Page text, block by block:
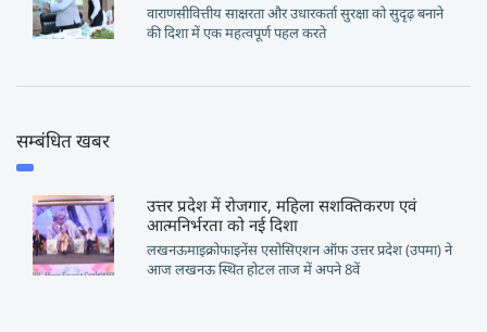
वाराणसीवित्तीय साक्षरता और उधारकर्ता सुरक्षा को सुदृढ़ बनाने
की दिशा में एक महत्वपूर्ण पहल करते
सम्बंधित खबर
उत्तर प्रदेश में रोजगार, महिला सशक्तिकरण एवं
आत्मनिर्भरता को नई दिशा
लखनऊमाइक्रोफाइनेंस एसोसिएशन ऑफ उत्तर प्रदेश (उपमा) ने
आज लखनऊ स्थित होटल ताज में अपने 8वें